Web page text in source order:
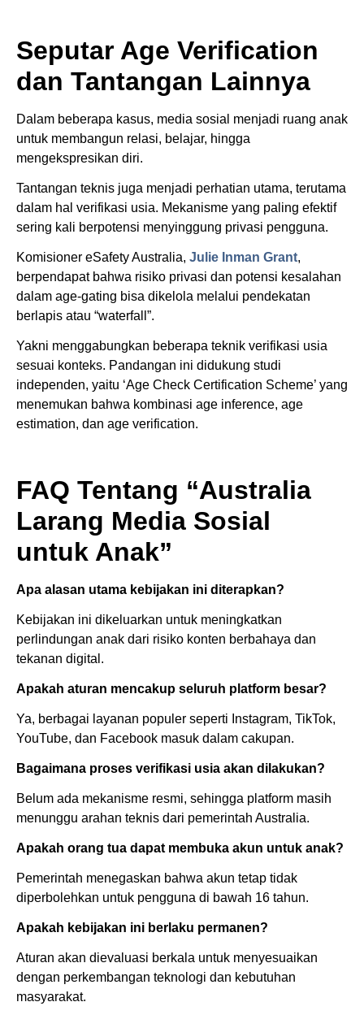
Seputar Age Verification
dan Tantangan Lainnya
Dalam beberapa kasus, media sosial menjadi ruang anak
untuk membangun relasi, belajar, hingga
mengekspresikan diri.
Tantangan teknis juga menjadi perhatian utama, terutama
dalam hal verifikasi usia. Mekanisme yang paling efektif
sering kali berpotensi menyinggung privasi pengguna.
Komisioner eSafety Australia, Julie Inman Grant,
berpendapat bahwa risiko privasi dan potensi kesalahan
dalam age-gating bisa dikelola melalui pendekatan
berlapis atau “waterfall”.
Yakni menggabungkan beberapa teknik verifikasi usia
sesuai konteks. Pandangan ini didukung studi
independen, yaitu ‘Age Check Certification Scheme’ yang
menemukan bahwa kombinasi age inference, age
estimation, dan age verification.
FAQ Tentang “Australia
Larang Media Sosial
untuk Anak”
Apa alasan utama kebijakan ini diterapkan?
Kebijakan ini dikeluarkan untuk meningkatkan
perlindungan anak dari risiko konten berbahaya dan
tekanan digital.
Apakah aturan mencakup seluruh platform besar?
Ya, berbagai layanan populer seperti Instagram, TikTok,
YouTube, dan Facebook masuk dalam cakupan.
Bagaimana proses verifikasi usia akan dilakukan?
Belum ada mekanisme resmi, sehingga platform masih
menunggu arahan teknis dari pemerintah Australia.
Apakah orang tua dapat membuka akun untuk anak?
Pemerintah menegaskan bahwa akun tetap tidak
diperbolehkan untuk pengguna di bawah 16 tahun.
Apakah kebijakan ini berlaku permanen?
Aturan akan dievaluasi berkala untuk menyesuaikan
dengan perkembangan teknologi dan kebutuhan
masyarakat.